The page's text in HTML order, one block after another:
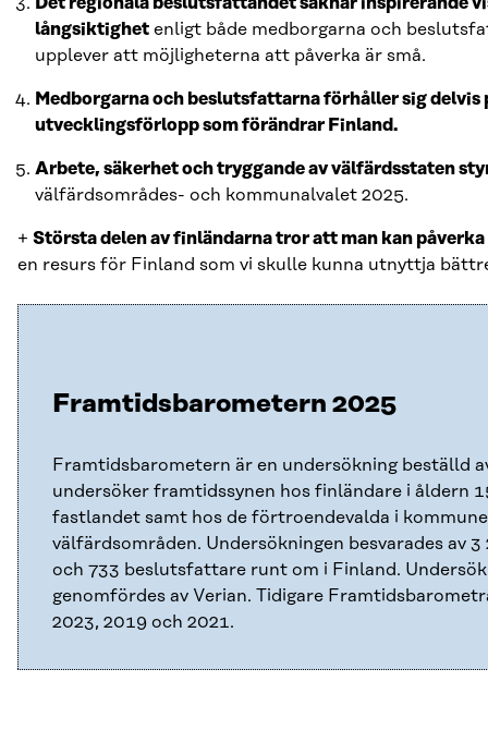
långsiktighet enligt både medborgarna och
upplever att möjligheterna att påverka är små.
Medborgarna och beslutsfattarna förhåller sig delvis
utvecklingsförlopp som förändrar Finland.
Arbete, säkerhet och tryggande av välfärdsstaten
välfärdsområdes- och kommunalvalet 2025.
+ Största delen av finländarna tror att man kan
en resurs för Finland som vi skulle kunna utnyttja
Framtidsbarometern 2025
Framtidsbarometern är en undersökning beställd
undersöker framtidssynen hos finländare i åldern
fastlandet samt hos de förtroendevalda i
välfärdsområden. Undersökningen besvarades av 3
och 733 beslutsfattare runt om i Finland.
genomfördes av Verian. Tidigare
2023, 2019 och 2021.